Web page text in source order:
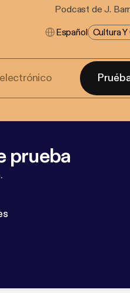
Podcast de J.
Español Cultura
prueba